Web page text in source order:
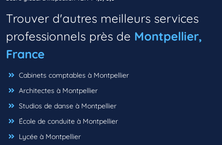
Trouver d'autres meilleurs services
professionnels près de Montpellier,
France
Cabinets comptables à Montpellier
Architectes à Montpellier
Studios de danse à Montpellier
École de conduite à Montpellier
Lycée à Montpellier